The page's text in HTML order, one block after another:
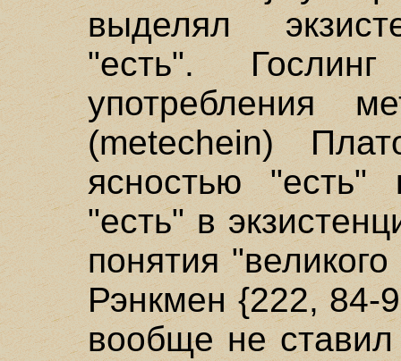
выделял
"есть".
употребления
(metechein)
ясностью "есть"
"есть" в
понятия
Рэнкмен {222, 84-
вообще не ставил